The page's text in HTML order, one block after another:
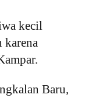
kecil
karena
Baru,